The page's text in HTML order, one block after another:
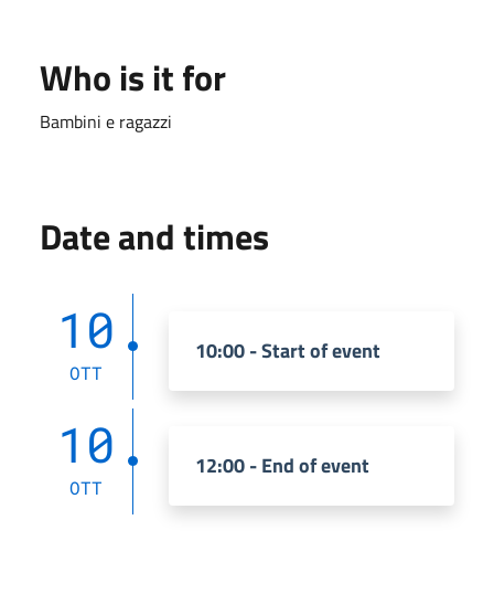
Who is it for
Bambini e ragazzi
Date and times
10
OTT
10:00 - Start of event
10
OTT
12:00 - End of event